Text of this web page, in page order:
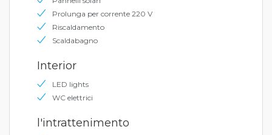
Prolunga per corrente 220 V
Riscaldamento
Scaldabagno
Interior
LED lights
WC elettrici
l'intrattenimento